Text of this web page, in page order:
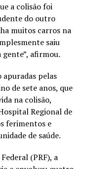
a colisão foi
do outro
muitos carros na
saiu
afirmou.
pelas
de sete anos, que
na colisão,
Regional de
ferimentos e
de saúde.
(PRF), a